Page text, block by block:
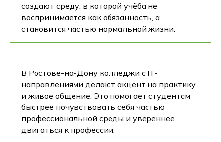
создают среду, в которой учёба не
воспринимается как обязанность, а
становится частью нормальной жизни.
В Ростове-на-Дону колледжи с IT-
направлениями делают акцент на практику
и живое общение. Это помогает студентам
быстрее почувствовать себя частью
профессиональной среды и увереннее
двигаться к профессии.